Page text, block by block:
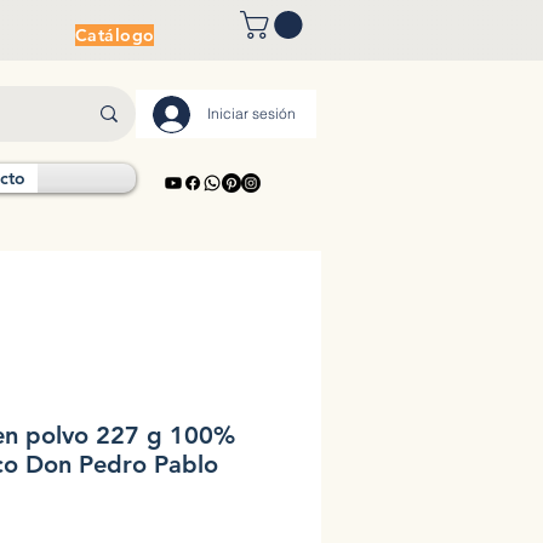
Catálogo
Iniciar sesión
polvo 227 g 100%
Don Pedro Pablo